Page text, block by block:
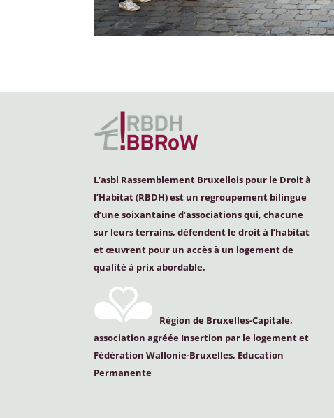
L’asbl Rassemblement Bruxellois pour le Droit à
l’Habitat (RBDH) est un regroupement bilingue
d’une soixantaine d’associations qui, chacune
sur leurs terrains, défendent le droit à l’habitat
et œuvrent pour un accès à un logement de
qualité à prix abordable.
Région de Bruxelles-Capitale,
association agréée Insertion par le logement et
Fédération Wallonie-Bruxelles, Education
Permanente